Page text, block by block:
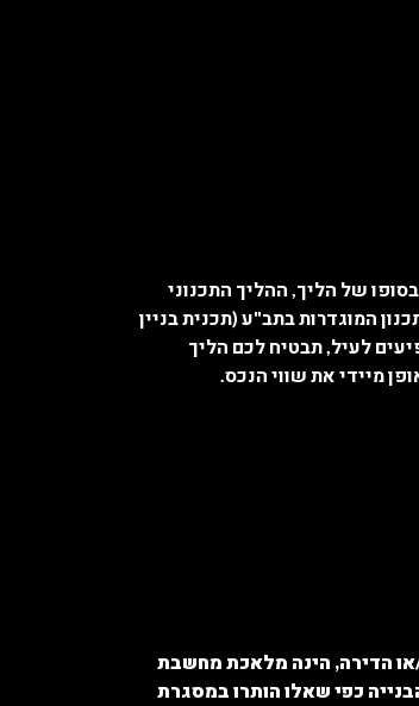
של הליך, ההליך התכנוני
המוגדרות בתב"ע (תכנית בניין
לעיל, תבטיח לכם הליך
מיידי את שווי הנכס.
או הדירה, הינה מלאכת מחשבת
כפי שאלו הותרו במסגרת